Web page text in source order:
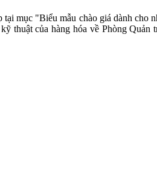
mục "Biểu mẫu chào giá dành
thuật của hàng hóa về Phòng